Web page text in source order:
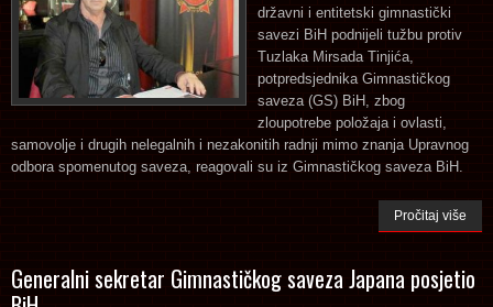
državni i entitetski gimnastički
savezi BiH podnijeli tužbu protiv
Tuzlaka Mirsada Tinjića,
potpredsjednika Gimnastičkog
saveza (GS) BiH, zbog
zloupotrebe položaja i ovlasti,
samovolje i drugih nelegalnih i nezakonitih radnji mimo znanja Upravnog
odbora spomenutog saveza, reagovali su iz Gimnastičkog saveza BiH.
Pročitaj više
Generalni sekretar Gimnastičkog saveza Japana posjetio